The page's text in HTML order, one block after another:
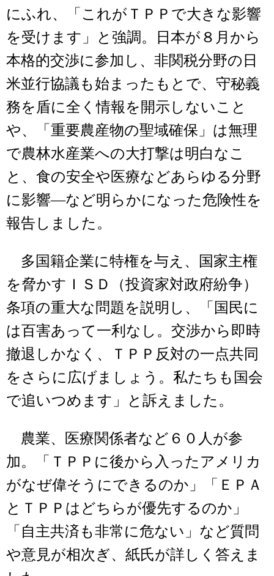
にふれ、「これがＴＰＰで大きな影響
を受けます」と強調。日本が８月から
本格的交渉に参加し、非関税分野の日
米並行協議も始まったもとで、守秘義
務を盾に全く情報を開示しないこと
や、「重要農産物の聖域確保」は無理
で農林水産業への大打撃は明白なこ
と、食の安全や医療などあらゆる分野
に影響―など明らかになった危険性を
報告しました。
多国籍企業に特権を与え、国家主権
を脅かすＩＳＤ（投資家対政府紛争）
条項の重大な問題を説明し、「国民に
は百害あって一利なし。交渉から即時
撤退しかなく、ＴＰＰ反対の一点共同
をさらに広げましょう。私たちも国会
で追いつめます」と訴えました。
農業、医療関係者など６０人が参
加。「ＴＰＰに後から入ったアメリカ
がなぜ偉そうにできるのか」「ＥＰＡ
とＴＰＰはどちらが優先するのか」
「自主共済も非常に危ない」など質問
や意見が相次ぎ、紙氏が詳しく答えま